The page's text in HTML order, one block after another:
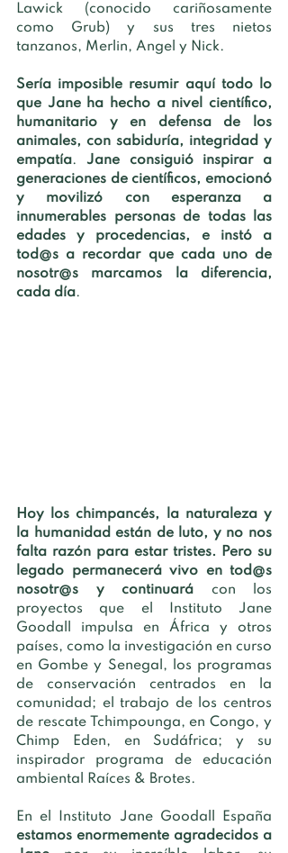
Lawick (conocido cariñosamente
como Grub) y sus tres nietos
tanzanos, Merlin, Angel y Nick.
Sería imposible resumir aquí todo lo
que Jane ha hecho a nivel científico,
humanitario y en defensa de los
animales, con sabiduría, integridad y
empatía. Jane consiguió inspirar a
generaciones de científicos, emocionó
y movilizó con esperanza a
innumerables personas de todas las
edades y procedencias, e instó a
tod@s a recordar que cada uno de
nosotr@s marcamos la diferencia,
cada día.
Hoy los chimpancés, la naturaleza y
la humanidad están de luto, y no nos
falta razón para estar tristes. Pero su
legado permanecerá vivo en tod@s
nosotr@s y continuará con los
proyectos que el Instituto Jane
Goodall impulsa en África y otros
países, como la investigación en curso
en Gombe y Senegal, los programas
de conservación centrados en la
comunidad; el trabajo de los centros
de rescate Tchimpounga, en Congo, y
Chimp Eden, en Sudáfrica; y su
inspirador programa de educación
ambiental Raíces & Brotes.
estamos enormemente agradecidos a